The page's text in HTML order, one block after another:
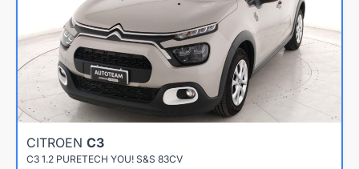
CITROEN C3
C3 1.2 PURETECH YOU! S&S 83CV